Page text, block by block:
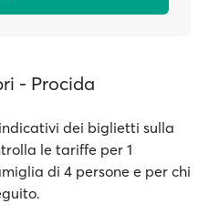
- Procida
dei biglietti sulla
le tariffe per 1
di 4 persone e per chi